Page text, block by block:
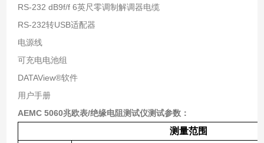
RS-232 dB9f/f 6英尺零调制解调器电缆
RS-232转USB适配器
电源线
可充电电池组
DATAView®软件
用户手册
AEMC 5060兆欧表/绝缘电阻测试仪测试参数：
测量范围